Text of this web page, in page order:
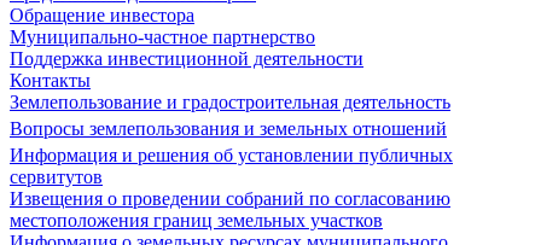
Обращение инвестора
Муниципально-частное партнерство
Поддержка инвестиционной деятельности
Контакты
Землепользование и градостроительная деятельность
Вопросы землепользования и земельных отношений
Информация и решения об установлении публичных
сервитутов
Извещения о проведении собраний по согласованию
местоположения границ земельных участков